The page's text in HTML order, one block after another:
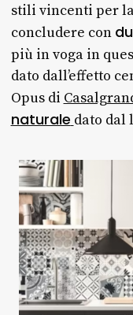
stili vincenti per
concludere con
più in voga in
dato dall’effetto
Opus di
naturale dato dal